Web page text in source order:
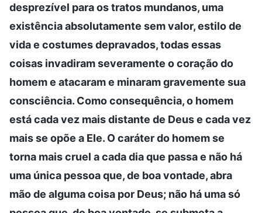
desprezível para os tratos mundanos, uma
existência absolutamente sem valor, estilo de
vida e costumes depravados, todas essas
coisas invadiram severamente o coração do
homem e atacaram e minaram gravemente sua
consciência. Como consequência, o homem
está cada vez mais distante de Deus e cada vez
mais se opõe a Ele. O caráter do homem se
torna mais cruel a cada dia que passa e não há
uma única pessoa que, de boa vontade, abra
mão de alguma coisa por Deus; não há uma só